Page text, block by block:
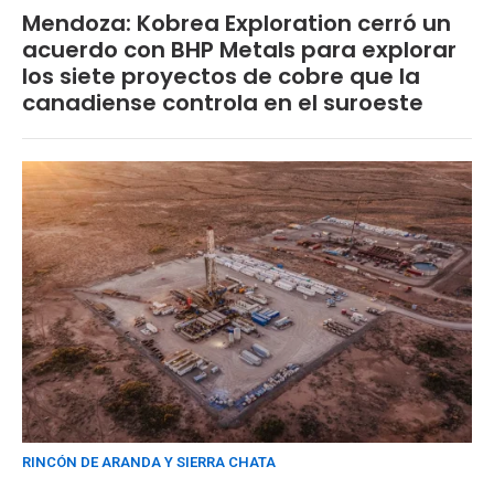
Mendoza: Kobrea Exploration cerró un
acuerdo con BHP Metals para explorar
los siete proyectos de cobre que la
canadiense controla en el suroeste
RINCÓN DE ARANDA Y SIERRA CHATA